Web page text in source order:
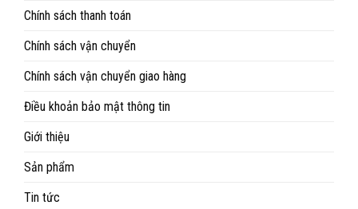
Chính sách thanh toán
Chính sách vận chuyển
Chính sách vận chuyển giao hàng
Điều khoản bảo mật thông tin
Giới thiệu
Sản phẩm
Tin tức